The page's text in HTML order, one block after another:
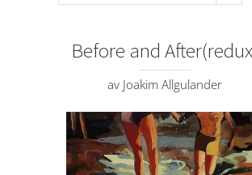
Before and
av Joakim Allgulander